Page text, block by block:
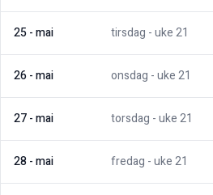
25-mai tirsdag - uke21
26-mai onsdag - uke21
27-mai torsdag - uke21
28-mai fredag - uke21